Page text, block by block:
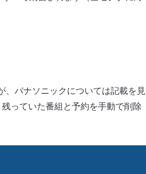
、パナソニックについては記載を見
っていた番組と予約を手動で削除